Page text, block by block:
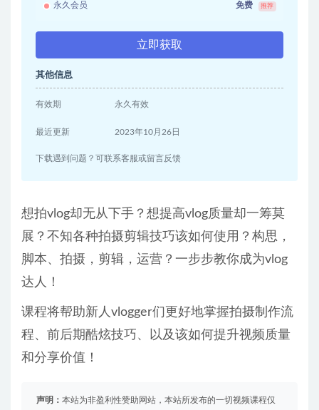
永久会员 免费 推荐
立即获取
其他信息
有效期 永久有效
最近更新 2023年10月26日
下载遇到问题？可联系客服或留言反馈
想拍vlog却无从下手？想提高vlog质量却一筹莫
展？不知各种拍摄剪辑技巧该如何使用？构思，
脚本、拍摄，剪辑，运营？一步步教你成为vlog
达人！
课程将帮助新人vlogger们更好地掌握拍摄制作流
程、前后期酷炫技巧、以及该如何提升视频质量
和分享价值！
声明： 本站为非盈利性赞助网站，本站所发布的一切视频课程仅